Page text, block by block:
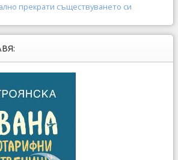
прекрати съществуването си